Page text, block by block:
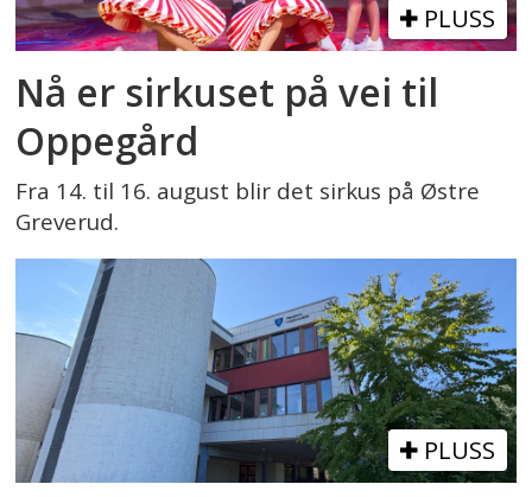
PLUSS
Nå er sirkuset på vei til
Oppegård
Fra 14. til 16. august blir det sirkus på Østre
Greverud.
PLUSS